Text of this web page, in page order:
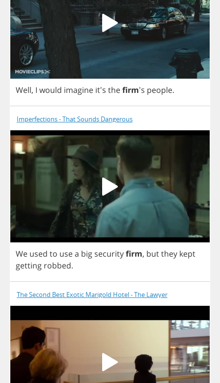
Well, I would imagine it's thefirm's people.
Imperfections - That Sounds Dangerous
We used to usea big securityfirm, butthey kept
getting robbed.
The Second Best Exotic Marigold Hotel - The Lawyer